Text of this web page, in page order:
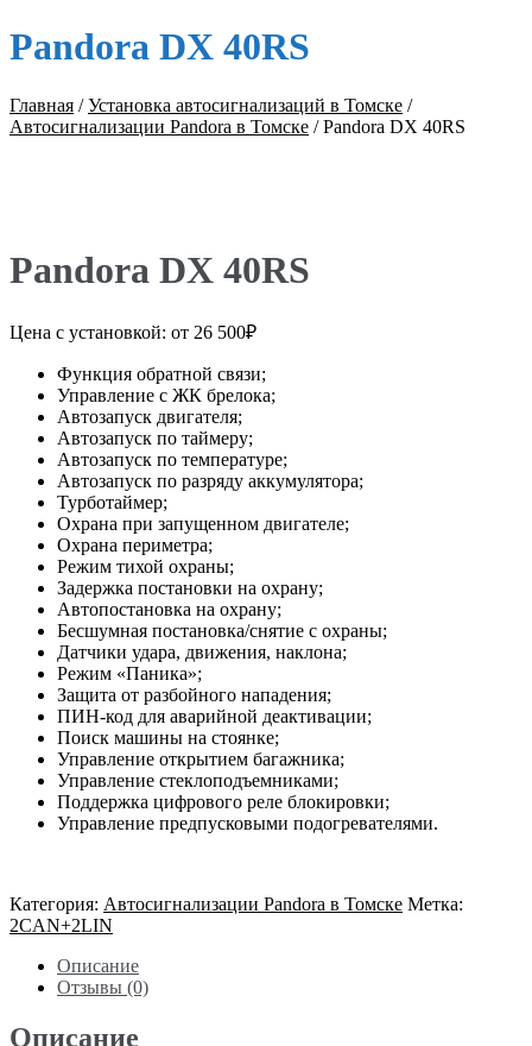
Pandora DX 40RS
Главная /Установка автосигнализаций в Томске /
Автосигнализации Pandora в Томске /Pandora DX 40RS
Pandora DX 40RS
Цена с установкой: от 26 500₽
Функция обратной связи;
Управление с ЖК брелока;
Автозапуск двигателя;
Автозапуск по таймеру;
Автозапуск по температуре;
Автозапуск по разряду аккумулятора;
Турботаймер;
Охрана при запущенном двигателе;
Охрана периметра;
Режим тихой охраны;
Задержка постановки на охрану;
Автопостановка на охрану;
Бесшумная постановка/снятие с охраны;
Датчики удара, движения, наклона;
Режим «Паника»;
Защита от разбойного нападения;
ПИН-код для аварийной деактивации;
Поиск машины на стоянке;
Управление открытием багажника;
Управление стеклоподъемниками;
Поддержка цифрового реле блокировки;
Управление предпусковыми подогревателями.
Категория: Автосигнализации Pandora в Томске Метка:
2CAN+2LIN
Описание
Отзывы (0)
Описание